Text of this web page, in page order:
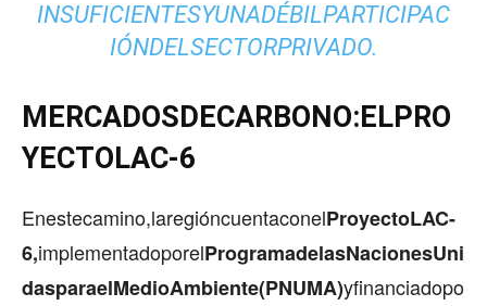
INSUFICIENTESYUNADÉBILPARTICIPAC
IÓNDELSECTORPRIVADO.
MERCADOSDECARBONO:ELPRO
YECTOLAC-6
Enestecamino,laregióncuentaconelProyectoLAC-
6,implementadoporelProgramadelasNacionesUni
dasparaelMedioAmbiente(PNUMA)yfinanciadopo